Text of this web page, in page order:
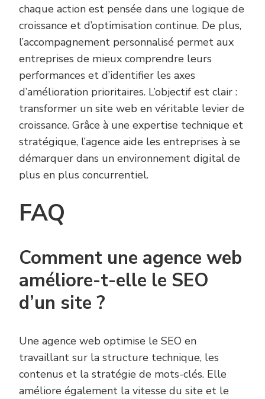
chaque action est pensée dans une logique de
croissance et d’optimisation continue. De plus,
l’accompagnement personnalisé permet aux
entreprises de mieux comprendre leurs
performances et d’identifier les axes
d’amélioration prioritaires. L’objectif est clair :
transformer un site web en véritable levier de
croissance. Grâce à une expertise technique et
stratégique, l’agence aide les entreprises à se
démarquer dans un environnement digital de
plus en plus concurrentiel.
FAQ
Comment une agence web
améliore-t-elle le SEO
d’un site ?
Une agence web optimise le SEO en
travaillant sur la structure technique, les
contenus et la stratégie de mots-clés. Elle
améliore également la vitesse du site et le